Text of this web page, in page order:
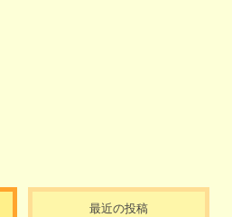
最近の投稿